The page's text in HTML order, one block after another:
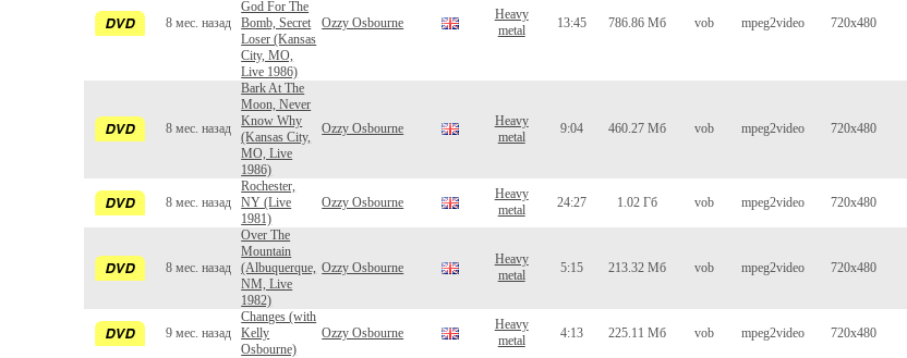
8 мес. назад
God For The
Bomb, Secret
Loser (Kansas
City, MO,
Live 1986)
Ozzy Osbourne
Heavy
metal
13:45 786.86 Мб vob mpeg2video 720x480
8 мес. назад
Bark At The
Moon, Never
Know Why
(Kansas City,
MO, Live
1986)
Ozzy Osbourne
Heavy
metal
9:04 460.27 Мб vob mpeg2video 720x480
8 мес. назад
Rochester,
NY (Live
1981)
Ozzy Osbourne
Heavy
metal
24:27 1.02 Гб vob mpeg2video 720x480
8 мес. назад
Over The
Mountain
(Albuquerque,
NM, Live
1982)
Ozzy Osbourne
Heavy
metal
5:15 213.32 Мб vob mpeg2video 720x480
9 мес. назад
Changes (with
Kelly
Osbourne)
Ozzy Osbourne
Heavy
metal
4:13 225.11 Мб vob mpeg2video 720x480